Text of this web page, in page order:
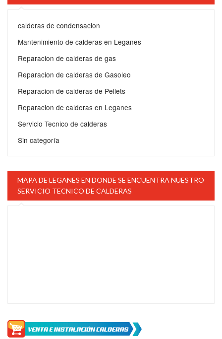
calderas de condensacion
Mantenimiento de calderas en Leganes
Reparacion de calderas de gas
Reparacion de calderas de Gasoleo
Reparacion de calderas de Pellets
Reparacion de calderas en Leganes
Servicio Tecnico de calderas
Sin categoría
MAPA DE LEGANES EN DONDE SE ENCUENTRA NUESTRO
SERVICIO TECNICO DE CALDERAS